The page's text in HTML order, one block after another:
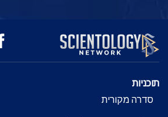
צפה
תוכניות
סדרה מקורית